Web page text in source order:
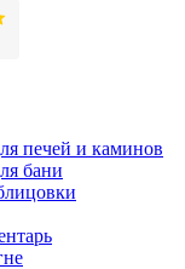
печей и каминов
бани